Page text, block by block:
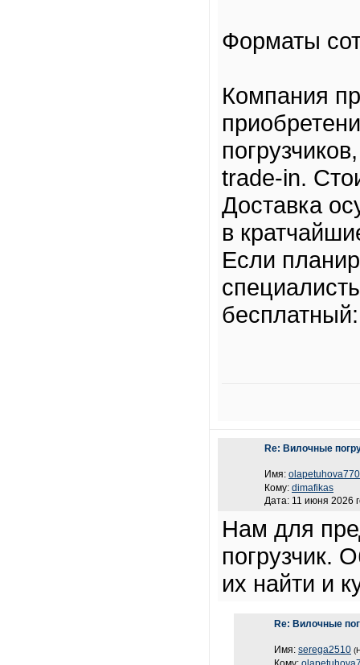
Форматы
Компания
trade-in.
Доставка
в
Если
Re: Вилочные
Имя: olapetuhova770
Кому: dimafikas
Дата: 11 июня 2026
Нам для
погрузчик.
их найти и
Re: Вилочные
Имя: serega2510